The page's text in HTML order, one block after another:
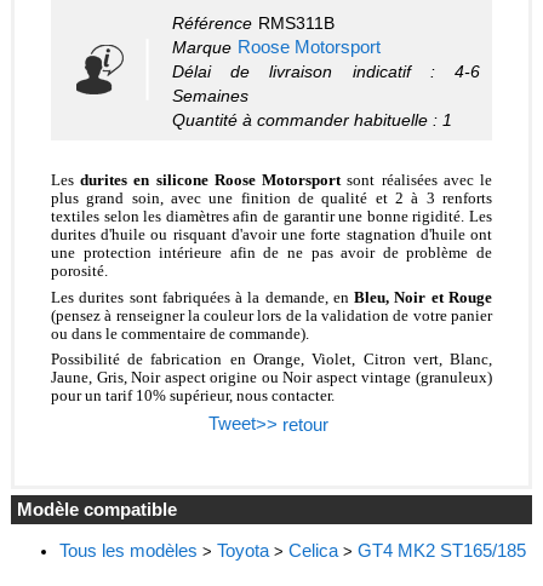
Référence RMS311B
Marque Roose Motorsport
Délai de livraison indicatif : 4-6
Semaines
Quantité à commander habituelle : 1
Lesdurites en silicone Roose Motorsport sont réalisées avec le
plus grand soin, avec une finition de qualité et 2 à 3 renforts
textiles selon les diamètres afin de garantir une bonne rigidité. Les
durites d'huile ou risquant d'avoir une forte stagnation d'huile ont
une protection intérieure afin de ne pas avoir de problème de
porosité.
Les durites sont fabriquées à la demande, enBleu, Noir etRouge
(pensez à renseigner la couleur lors de la validation de votre panier
ou dans le commentaire de commande).
Possibilité de fabrication en Orange,Violet, Citron vert, Blanc,
Jaune, Gris, Noir aspect origine ou Noir aspect vintage (granuleux)
pour un tarif 10% supérieur, nous contacter.
Tweet>> retour
Modèle compatible
Tous les modèles > Toyota> Celica> GT4 MK2 ST165/185